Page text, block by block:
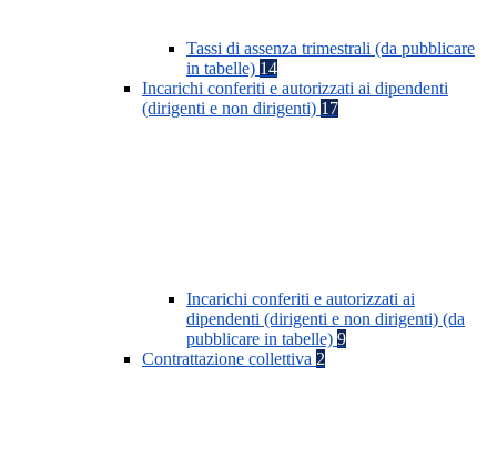
Tassi di assenza trimestrali (da pubblicare
in tabelle) 14
Incarichi conferiti e autorizzati ai dipendenti
(dirigenti e non dirigenti) 17
Incarichi conferiti e autorizzati ai
dipendenti (dirigenti e non dirigenti) (da
pubblicare in tabelle) 9
Contrattazione collettiva 2